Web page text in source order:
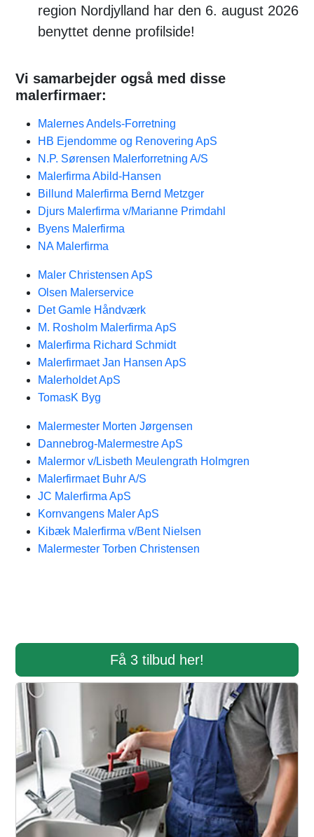
region Nordjylland har den 6. august 2026
benyttet denne profilside!
Vi samarbejder også med disse
malerfirmaer:
Malernes Andels-Forretning
HB Ejendomme og Renovering ApS
N.P. Sørensen Malerforretning A/S
Malerfirma Abild-Hansen
Billund Malerfirma Bernd Metzger
Djurs Malerfirma v/Marianne Primdahl
Byens Malerfirma
NA Malerfirma
Maler Christensen ApS
Olsen Malerservice
Det Gamle Håndværk
M. Rosholm Malerfirma ApS
Malerfirma Richard Schmidt
Malerfirmaet Jan Hansen ApS
Malerholdet ApS
TomasK Byg
Malermester Morten Jørgensen
Dannebrog-Malermestre ApS
Malermor v/Lisbeth Meulengrath Holmgren
Malerfirmaet Buhr A/S
JC Malerfirma ApS
Kornvangens Maler ApS
Kibæk Malerfirma v/Bent Nielsen
Malermester Torben Christensen
Få 3 tilbud her!